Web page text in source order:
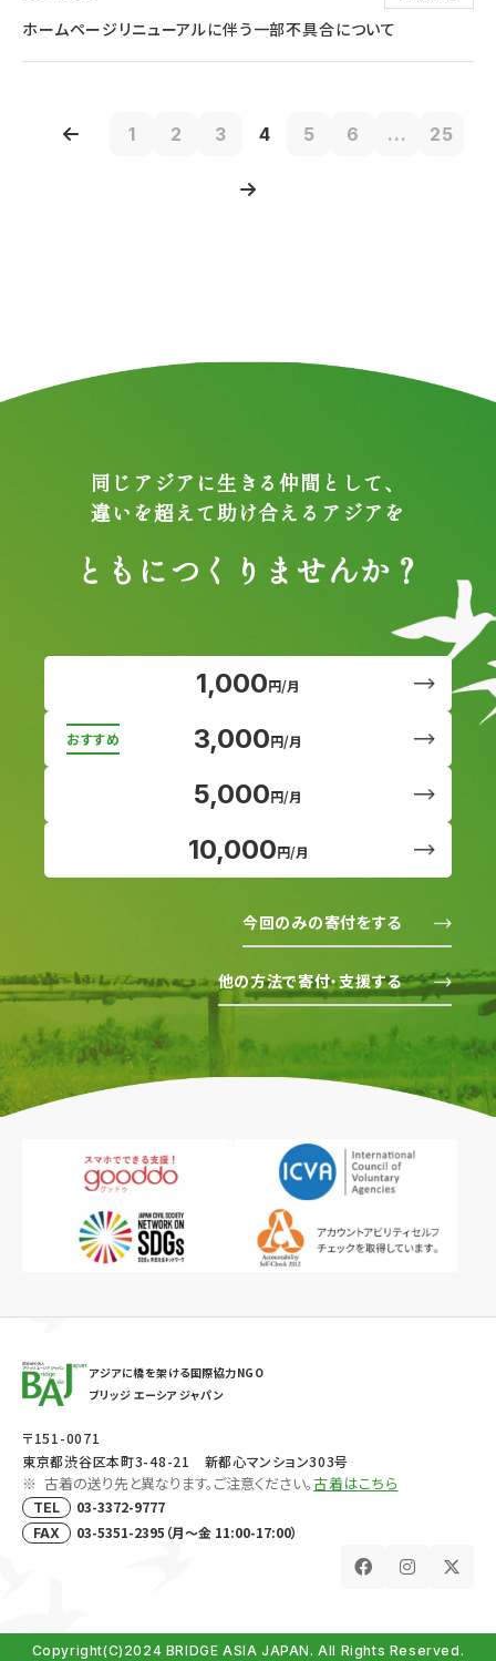
ホームページリニューアルに伴う一部不具合について
1 2 3 4 5 6 ... 25
同じアジアに生きる仲間として、
違いを超えて助け合えるアジアを
ともにつくりませんか？
1,000円/月
3,000円/月
5,000円/月
10,000円/月
今回のみの寄付をする
他の方法で寄付・支援する
アジアに橋を架ける国際協力NGO
ブリッジ エーシア ジャパン
〒151-0071
東京都渋谷区本町3-48-21 新都心マンション303号
古着の送り先と異なります。ご注意ください。古着はこちら
TEL 03-3372-9777
FAX 03-5351-2395（月～金 11:00-17:00）
Copyright(C)2024 BRIDGE ASIA JAPAN. All Rights Reserved.